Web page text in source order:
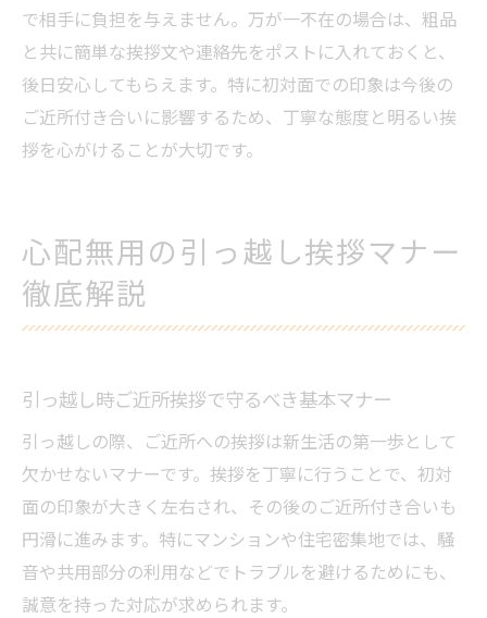
で相手に負担を与えません。万が一不在の場合は、粗品
と共に簡単な挨拶文や連絡先をポストに入れておくと、
後日安心してもらえます。特に初対面での印象は今後の
ご近所付き合いに影響するため、丁寧な態度と明るい挨
拶を心がけることが大切です。
心配無用の引っ越し挨拶マナー
徹底解説
引っ越し時ご近所挨拶で守るべき基本マナー
引っ越しの際、ご近所への挨拶は新生活の第一歩として
欠かせないマナーです。挨拶を丁寧に行うことで、初対
面の印象が大きく左右され、その後のご近所付き合いも
円滑に進みます。特にマンションや住宅密集地では、騒
音や共用部分の利用などでトラブルを避けるためにも、
誠意を持った対応が求められます。